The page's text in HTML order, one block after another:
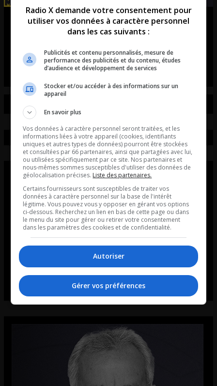
L’introduction | La course est
L’introduction du 7 août.
Radio X demande votre consentement pour
utiliser vos données à caractère personnel
dans les cas suivants :
Publicités et contenu personnalisés, mesure de
performance des publicités et du contenu, études
d’audience et développement de services
Stocker et/ou accéder à des informations sur un
appareil
En savoir plus
Vos données à caractère personnel seront traitées, et les
informations liées à votre appareil (cookies, identifiants
uniques et autres types de données) pourront être stockées
et consultées par 66 partenaires, ainsi que partagées avec lui,
ou utilisées spécifiquement par ce site. Nos partenaires et
nous-mêmes sommes susceptibles d'utiliser des données de
géolocalisation précises. Liste des partenaires.
Certains fournisseurs sont susceptibles de traiter vos
données à caractère personnel sur la base de l'intérêt
légitime. Vous pouvez vous y opposer en gérant vos options
ci-dessous. Recherchez un lien en bas de cette page ou dans
le menu du site pour gérer ou retirer votre consentement
dans les paramètres des cookies et de confidentialité.
Autoriser
Gérer vos préférences